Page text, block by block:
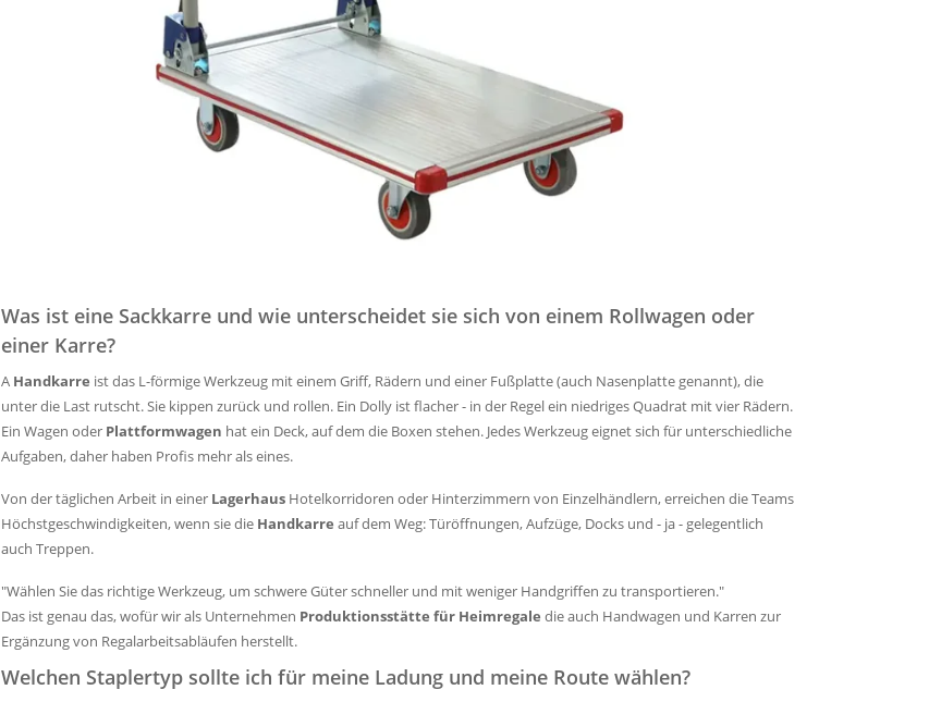
Was ist eine Sackkarre und wie unterscheidet sie sich von einem Rollwagen oder
einer Karre?
A Handkarre ist das L-förmige Werkzeug mit einem Griff, Rädern und einer Fußplatte (auch Nasenplatte genannt), die
unter die Last rutscht. Sie kippen zurück und rollen. Ein Dolly ist flacher - in der Regel ein niedriges Quadrat mit vier Rädern.
Ein Wagen oder Plattformwagen hat ein Deck, auf dem die Boxen stehen. Jedes Werkzeug eignet sich für unterschiedliche
Aufgaben, daher haben Profis mehr als eines.
Von der täglichen Arbeit in einer Lagerhaus Hotelkorridoren oder Hinterzimmern von Einzelhändlern, erreichen die Teams
Höchstgeschwindigkeiten, wenn sie die Handkarre auf dem Weg: Türöffnungen, Aufzüge, Docks und - ja - gelegentlich
auch Treppen.
"Wählen Sie das richtige Werkzeug, um schwere Güter schneller und mit weniger Handgriffen zu transportieren."
Das ist genau das, wofür wir als Unternehmen Produktionsstätte für Heimregale die auch Handwagen und Karren zur
Ergänzung von Regalarbeitsabläufen herstellt.
Welchen Staplertyp sollte ich für meine Ladung und meine Route wählen?